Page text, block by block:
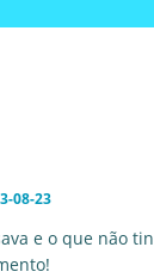
08-23
e o que não